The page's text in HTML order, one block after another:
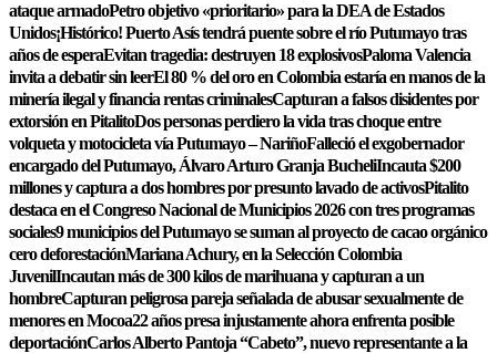
ataque armadoPetro objetivo «prioritario» para la DEA de Estados
Unidos¡Histórico! Puerto Asís tendrá puente sobre el río Putumayo tras
años de esperaEvitan tragedia: destruyen 18 explosivosPaloma Valencia
invita a debatir sin leerEl 80 % del oro en Colombia estaría en manos de la
minería ilegal y financia rentas criminalesCapturan a falsos disidentes por
extorsión en PitalitoDos personas perdiero la vida tras choque entre
volqueta y motocicleta vía Putumayo – NariñoFalleció el exgobernador
encargado del Putumayo, Álvaro Arturo Granja BucheliIncauta $200
millones y captura a dos hombres por presunto lavado de activosPitalito
destaca en el Congreso Nacional de Municipios 2026 con tres programas
sociales9 municipios del Putumayo se suman al proyecto de cacao orgánico
cero deforestaciónMariana Achury, en la Selección Colombia
JuvenilIncautan más de 300 kilos de marihuana y capturan a un
hombreCapturan peligrosa pareja señalada de abusar sexualmente de
menores en Mocoa22 años presa injustamente ahora enfrenta posible
deportaciónCarlos Alberto Pantoja “Cabeto”, nuevo representante a la